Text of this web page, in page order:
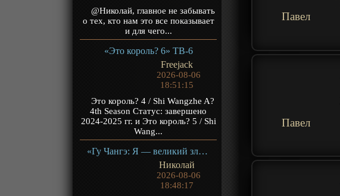
@Николай, главное не забывать
о тех, кто нам это все показывает
и для чего...
«Это король? 6» ТВ-6
Freejack
2026-08-06
18:51:15
Это король? 4 / Shi Wangzhe A?
4th Season Статус: завершено
2024-2025 гг. и Это король? 5 / Shi
Wang...
«Гу Чангэ: Я — великий злодей Небесной Судьбы» ТВ-1
Николай
2026-08-06
18:48:17
Павел
Павел